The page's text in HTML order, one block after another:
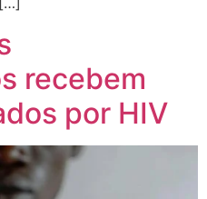
recebem
por HIV